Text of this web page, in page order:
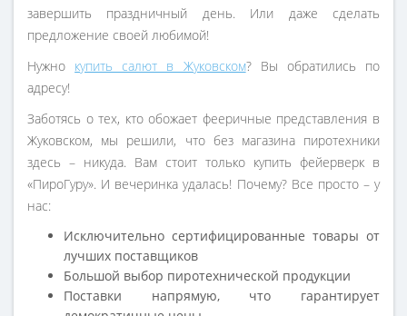
завершить праздничный день. Или даже сделать
предложение своей любимой!
Нужно купить салют в Жуковском? Вы обратились по
адресу!
Заботясь о тех, кто обожает фееричные представления в
Жуковском, мы решили, что без магазина пиротехники
здесь – никуда. Вам стоит только купить фейерверк в
«ПироГуру». И вечеринка удалась! Почему? Все просто – у
нас:
Исключительно сертифицированные товары от
лучших поставщиков
Большой выбор пиротехнической продукции
Поставки напрямую, что гарантирует